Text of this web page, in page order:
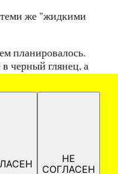
же "жидкими
планировалось.
черный глянец, а
Однако,
баллона на всю
А красной краски не
тоже не хватило,
выяснилось, что
плохо
Но в целом
НЕ
СОГЛАСЕН